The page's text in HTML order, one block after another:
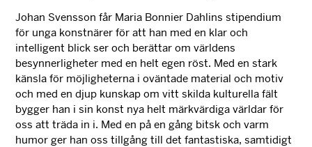
Johan Svensson får Maria Bonnier Dahlins stipendium
för unga konstnärer för att han med en klar och
intelligent blick ser och berättar om världens
besynnerligheter med en helt egen röst. Med en stark
känsla för möjligheterna i oväntade material och motiv
och med en djup kunskap om vitt skilda kulturella fält
bygger han i sin konst nya helt märkvärdiga världar för
oss att träda in i. Med en på en gång bitsk och varm
humor ger han oss tillgång till det fantastiska, samtidigt